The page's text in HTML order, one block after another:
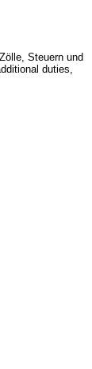
Steuern und
duties,